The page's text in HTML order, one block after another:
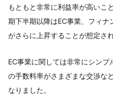
もともと非常に利益率が高いこ
期下半期以降はEC事業、フィ
がさらに上昇することが想定さ
EC事業に関しては非常にシン
の手数料率がさまざまな交渉な
なりました。